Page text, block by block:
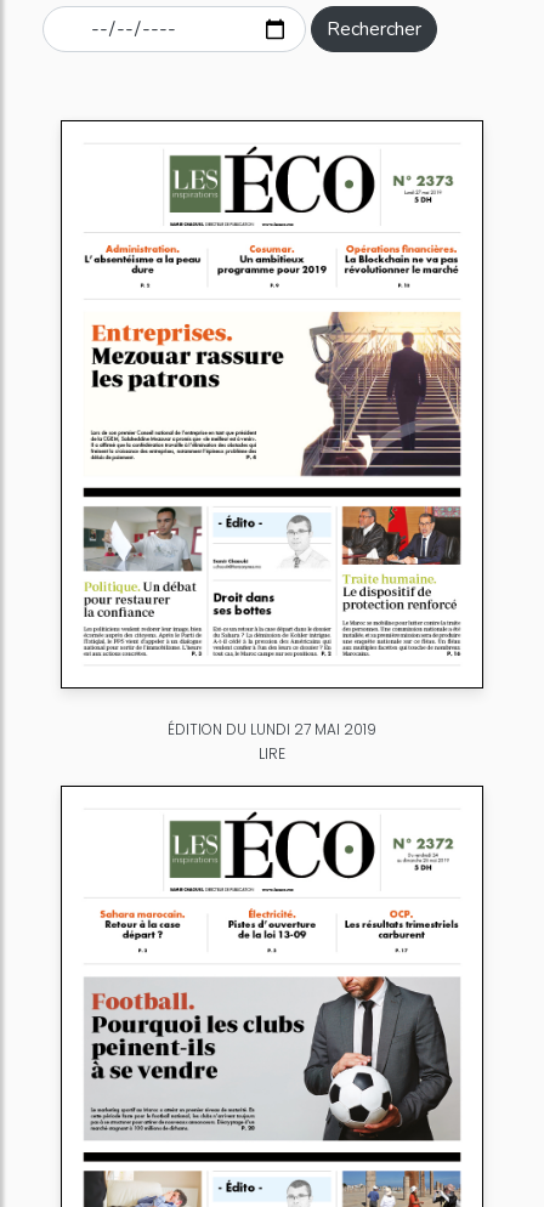
Rechercher
ÉDITION DU LUNDI 27 MAI 2019
LIRE